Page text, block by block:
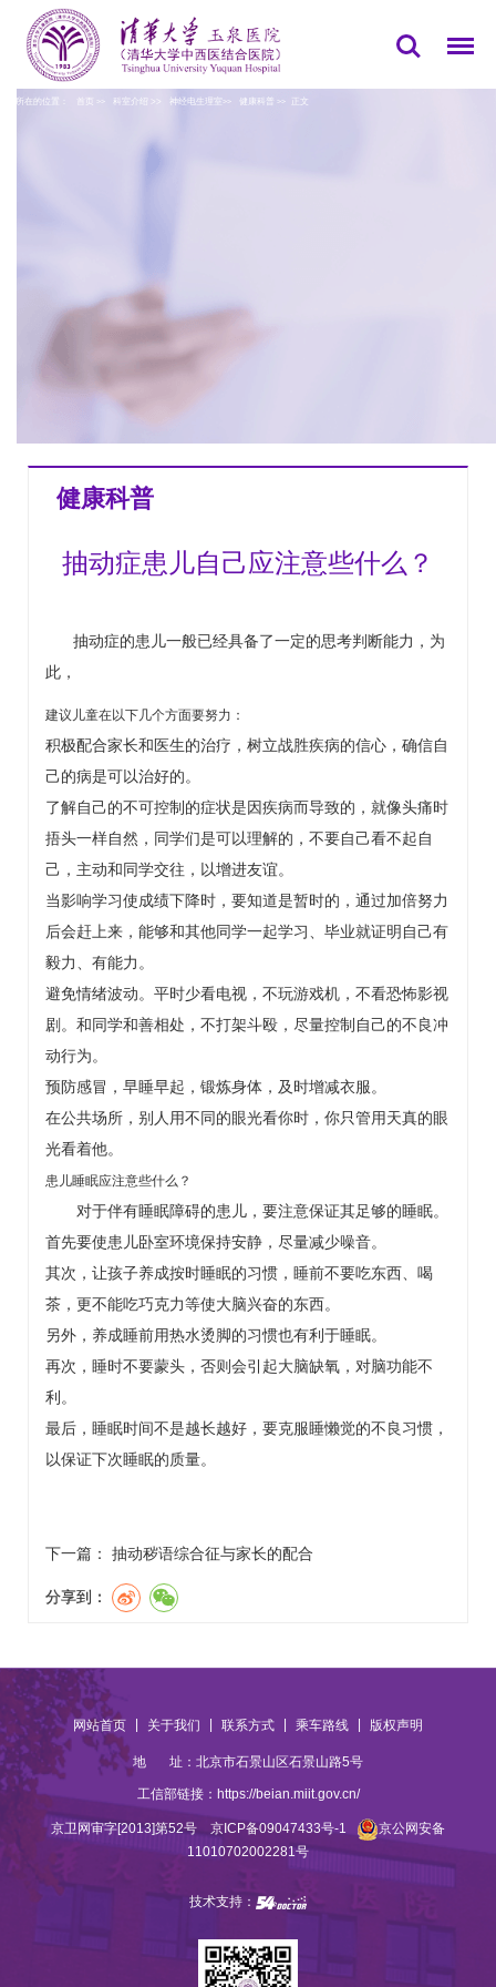
您所在的位置： 首页 >> 科室介绍 >> 神经电生理室 >> 健康科普 >> 正文
健康科普
抽动症患儿自己应注意些什么？
抽动症的患儿一般已经具备了一定的思考判断能力，为
此，
建议儿童在以下几个方面要努力：
积极配合家长和医生的治疗，树立战胜疾病的信心，确信自
己的病是可以治好的。
了解自己的不可控制的症状是因疾病而导致的，就像头痛时
捂头一样自然，同学们是可以理解的，不要自己看不起自
己，主动和同学交往，以增进友谊。
当影响学习使成绩下降时，要知道是暂时的，通过加倍努力
后会赶上来，能够和其他同学一起学习、毕业就证明自己有
毅力、有能力。
避免情绪波动。平时少看电视，不玩游戏机，不看恐怖影视
剧。和同学和善相处，不打架斗殴，尽量控制自己的不良冲
动行为。
预防感冒，早睡早起，锻炼身体，及时增减衣服。
在公共场所，别人用不同的眼光看你时，你只管用天真的眼
光看着他。
患儿睡眠应注意些什么？
对于伴有睡眠障碍的患儿，要注意保证其足够的睡眠。
首先要使患儿卧室环境保持安静，尽量减少噪音。
其次，让孩子养成按时睡眠的习惯，睡前不要吃东西、喝
茶，更不能吃巧克力等使大脑兴奋的东西。
另外，养成睡前用热水烫脚的习惯也有利于睡眠。
再次，睡时不要蒙头，否则会引起大脑缺氧，对脑功能不
利。
最后，睡眠时间不是越长越好，要克服睡懒觉的不良习惯，
以保证下次睡眠的质量。
下一篇： 抽动秽语综合征与家长的配合
分享到：
网站首页 关于我们 联系方式 乘车路线 版权声明
地 址：北京市石景山区石景山路5号
工信部链接： https://beian.miit.gov.cn/
京卫网审字[2013]第52号 京ICP备09047433号-1
京公网安备
11010702002281号
技术支持：